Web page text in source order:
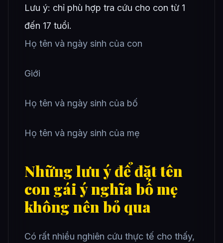
Lưu ý: chỉ phù hợp tra cứu cho con từ 1
đến 17 tuổi.
Họ tên và ngày sinh của con
Giới
Họ tên và ngày sinh của bố
Họ tên và ngày sinh của mẹ
Những lưu ý để đặt tên
con gái ý nghĩa bố mẹ
không nên bỏ qua
Có rất nhiều nghiên cứu thực tế cho thấy,